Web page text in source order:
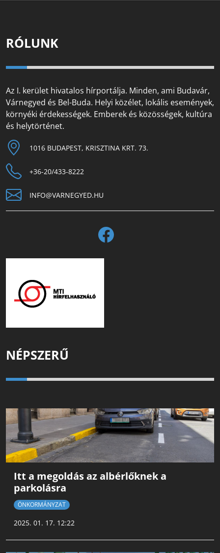
RÓLUNK
Az I. kerület hivatalos hírportálja. Minden, ami Budavár,
Várnegyed és Bel-Buda. Helyi közélet, lokális események,
környéki érdekességek. Emberek és közösségek, kultúra
és helytörténet.
1016 BUDAPEST, KRISZTINA KRT. 73.
+36-20/433-8222
INFO@VARNEGYED.HU
NÉPSZERŰ
Itt a megoldás az albérlőknek a
parkolásra
ÖNKORMÁNYZAT
2025. 01. 17. 12:22